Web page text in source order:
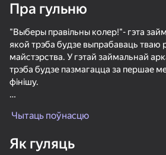
Пра гульню
"Выберы правільны колер!"- гэта
якой трэба будзе выпрабаваць тваю
майстэрства. У гэтай займальнай
трэба будзе пазмагацца за першае
фінішу.
мяняецца выпадковым чынам. У вас
каб не толькі не ўпасці, але і
Чытаць поўнасцю
Як гуляць